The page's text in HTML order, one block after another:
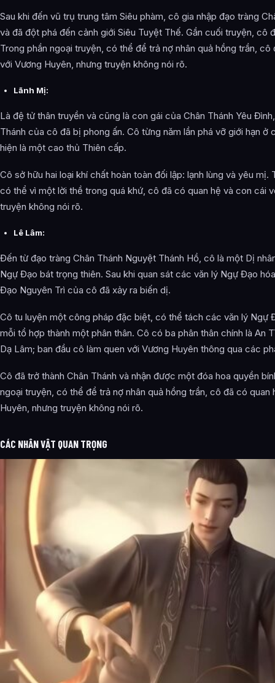
Sau khi đến vũ trụ trung tâm Siêu phàm, cô gia nhập đạo tràng
và đã đột phá đến cảnh giới Siêu Tuyệt Thế. Gần cuối truyện, cô
Trong phần ngoại truyện, có thể để trả nợ nhân quả hồng trần,
với Vương Huyên, nhưng truyện không nói rõ.
Lãnh Mị:
Là đệ tử thân truyền và cũng là con gái của Chân Thánh Yêu
Thánh của cô đã bị phong ấn. Cô từng năm lần phá vỡ giới hạn ở
hiện là một cao thủ Thiên cấp.
Cô sở hữu hai loại khí chất hoàn toàn đối lập: lạnh lùng và yêu mị.
có thể vì một lời thề trong quá khứ, cô đã có quan hệ và con cái
truyện không nói rõ.
Lê Lâm:
Đến từ đạo tràng Chân Thánh Nguyệt Thánh Hồ, cô là một Dị
Ngự Đạo bát trọng thiên. Sau khi quan sát các văn lý Ngự Đạo
Đạo Nguyên Trì của cô đã xảy ra biến dị.
Cô tu luyện một công pháp đặc biệt, có thể tách các văn lý Ngự
mỗi tổ hợp thành một phân thân. Cô có ba phân thân chính là An
Dạ Lâm; ban đầu cô làm quen với Vương Huyên thông qua các
Cô đã trở thành Chân Thánh và nhận được một đóa hoa quyền
ngoại truyện, có thể để trả nợ nhân quả hồng trần, cô đã có quan
Huyên, nhưng truyện không nói rõ.
CÁC NHÂN VẬT QUAN TRỌNG